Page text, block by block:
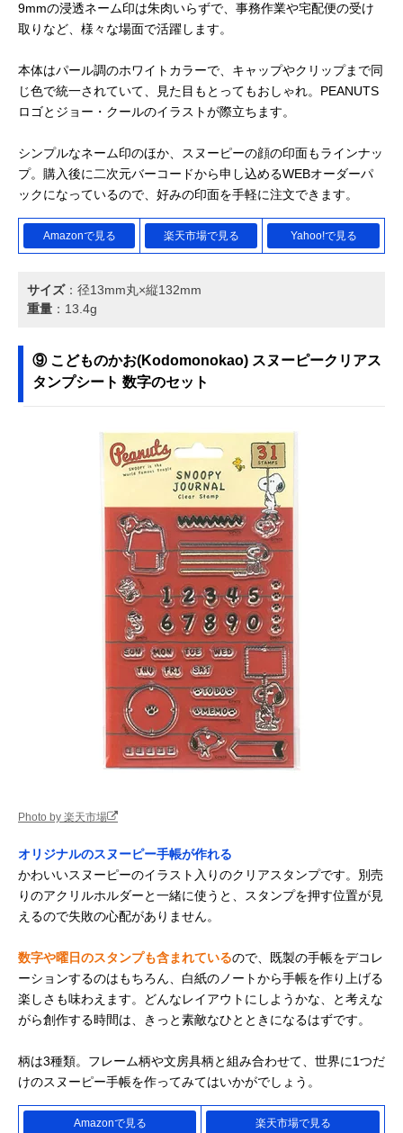
9mmの浸透ネーム印は朱肉いらずで、事務作業や宅配便の受け
取りなど、様々な場面で活躍します。
本体はパール調のホワイトカラーで、キャップやクリップまで同
じ色で統一されていて、見た目もとってもおしゃれ。PEANUTS
ロゴとジョー・クールのイラストが際立ちます。
シンプルなネーム印のほか、スヌーピーの顔の印面もラインナッ
プ。購入後に二次元バーコードから申し込めるWEBオーダーパ
ックになっているので、好みの印面を手軽に注文できます。
Amazonで見る 楽天市場で見る Yahoo!で見る
サイズ：径13mm丸×縦132mm
重量 ：13.4g
⑨ こどものかお(Kodomonokao) スヌーピークリアス
タンプシート 数字のセット
Photo by 楽天市場
オリジナルのスヌーピー手帳が作れる
かわいいスヌーピーのイラスト入りのクリアスタンプです。別売
りのアクリルホルダーと一緒に使うと、スタンプを押す位置が見
えるので失敗の心配がありません。
数字や曜日のスタンプも含まれているので、既製の手帳をデコレ
ーションするのはもちろん、白紙のノートから手帳を作り上げる
楽しさも味わえます。どんなレイアウトにしようかな、と考えな
がら創作する時間は、きっと素敵なひとときになるはずです。
柄は3種類。フレーム柄や文房具柄と組み合わせて、世界に1つだ
けのスヌーピー手帳を作ってみてはいかがでしょう。
Amazonで見る 楽天市場で見る